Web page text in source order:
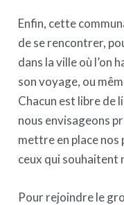
Enfin, cette
de se rencontrer,
dans la ville où l’on
son voyage, ou
Chacun est libre de
nous envisageons
mettre en place
ceux qui souhaitent
Pour rejoindre le